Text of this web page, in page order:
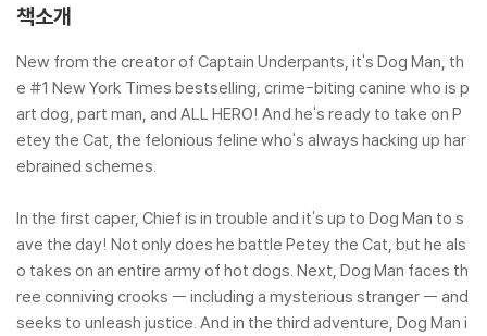
책소개
New from the creator of Captain Underpants, it's Dog Man, th
e #1 New York Times bestselling, crime-biting canine who is p
art dog, part man, and ALL HERO! And he's ready to take on P
etey the Cat, the felonious feline who's always hacking up har
ebrained schemes.
In the first caper, Chief is in trouble and it's up to Dog Man to s
ave the day! Not only does he battle Petey the Cat, but he als
o takes on an entire army of hot dogs. Next, Dog Man faces th
ree conniving crooks -- including a mysterious stranger -- and
seeks to unleash justice. And in the third adventure, Dog Man i